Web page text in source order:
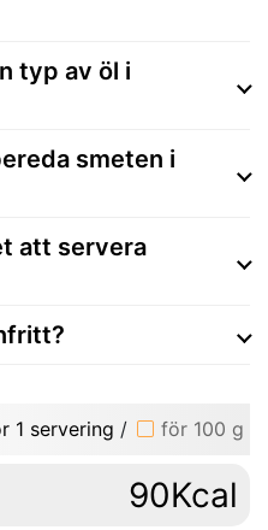
typ av öl i
smeten i
att servera
1 servering / för 100 g
90Kcal